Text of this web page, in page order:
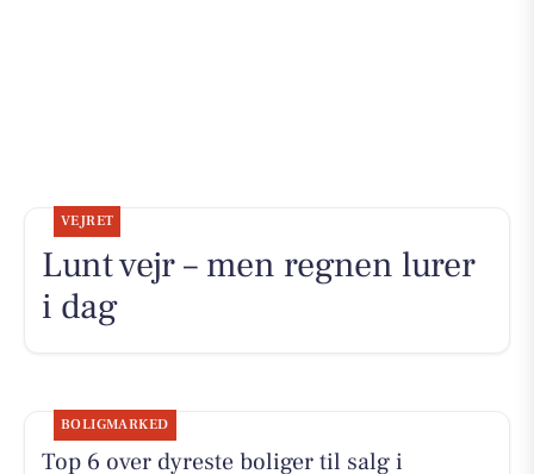
VEJRET
Lunt vejr – men regnen lurer
i dag
BOLIGMARKED
Top 6 over dyreste boliger til salg i